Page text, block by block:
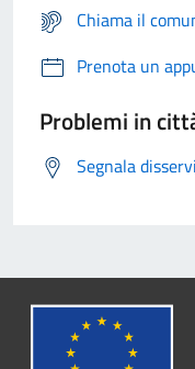
Chiama il
Prenota un
Problemi in
Segnala